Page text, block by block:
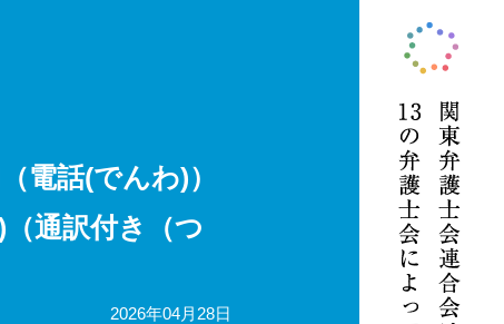
電話(でんわ)）
通訳付き（つ
2026年04月28日